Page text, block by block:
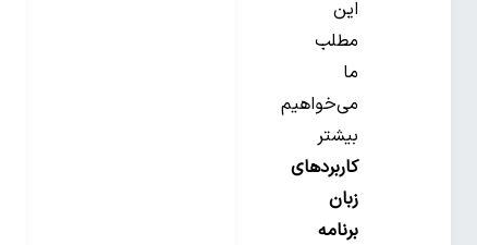
این
مطلب
ما
می‌خواهیم
بیشتر
کاربردهای
زبان
برنامه